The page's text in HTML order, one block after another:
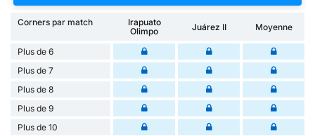
Corners par match
Irapuato
Olimpo
Juárez II Moyenne
Plus de 6
Plus de 7
Plus de 8
Plus de 9
Plus de 10